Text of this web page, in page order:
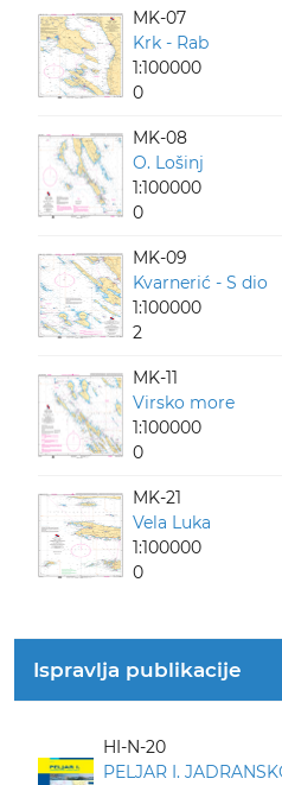
MK-07
Krk - Rab
1:100000
0
MK-08
O. Lošinj
1:100000
0
MK-09
Kvarnerić - S dio
1:100000
2
MK-11
Virsko more
1:100000
0
MK-21
Vela Luka
1:100000
0
Ispravlja publikacije
HI-N-20
PELJAR I.